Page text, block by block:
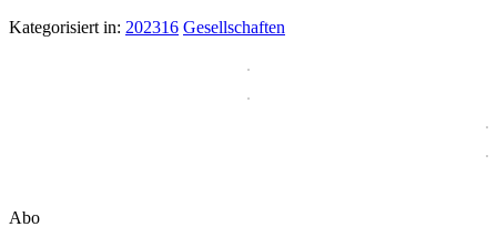
Kategorisiert in: 202316 Gesellschaften
Abo